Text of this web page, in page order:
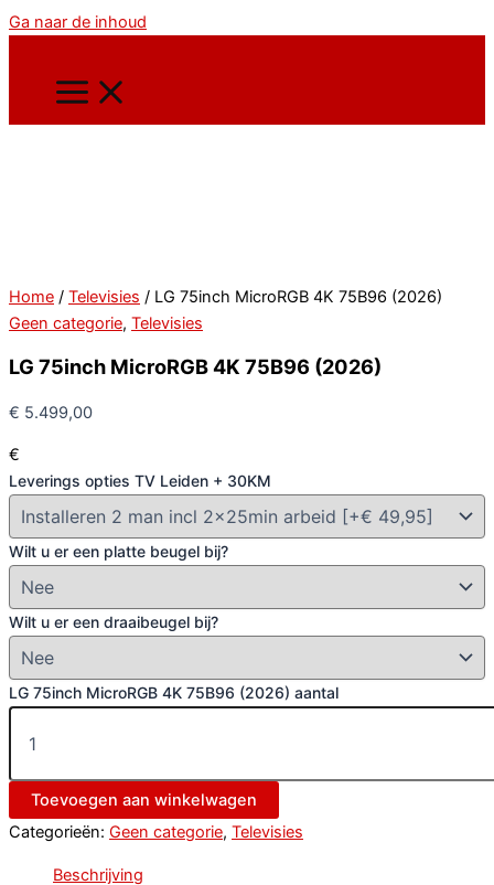
Ga naar de inhoud
Home / Televisies / LG 75inch MicroRGB 4K 75B96 (2026)
Geen categorie, Televisies
LG 75inch MicroRGB 4K 75B96 (2026)
€ 5.499,00
€
Leverings opties TV Leiden + 30KM
Wilt u er een platte beugel bij?
Wilt u er een draaibeugel bij?
LG 75inch MicroRGB 4K 75B96 (2026) aantal
Toevoegen aan winkelwagen
Categorieën: Geen categorie, Televisies
Beschrijving